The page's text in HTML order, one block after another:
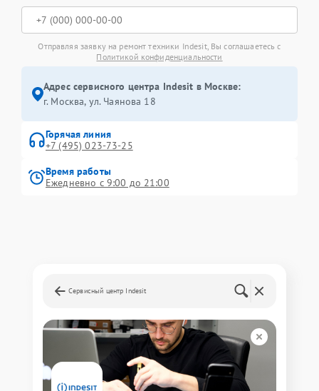
Отправляя заявку на ремонт техники Indesit, Вы соглашаетесь с
Политикой конфиденциальности
Адрес сервисного центра Indesit в Москве:
г. Москва, ул. Чаянова 18
Горячая линия
+7 (495) 023-73-25
Время работы
Ежедневно с 9:00 до 21:00
Сервисный центр Indesit